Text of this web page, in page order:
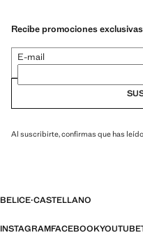
Recibe promociones
E-mail
Al suscribirte, confirmas que has
BELICE·CASTELLANO
INSTAGRAMFACEBOOKYOUTUBE